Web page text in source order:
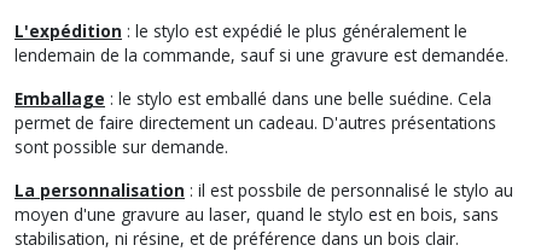
L'expédition : le stylo est expédié le plus généralement le
lendemain de la commande, sauf si une gravure est demandée.
Emballage : le stylo est emballé dans une belle suédine. Cela
permet de faire directement un cadeau. D'autres présentations
sont possible sur demande.
La personnalisation : il est possbile de personnalisé le stylo au
moyen d'une gravure au laser, quand le stylo est en bois, sans
stabilisation, ni résine, et de préférence dans un bois clair.